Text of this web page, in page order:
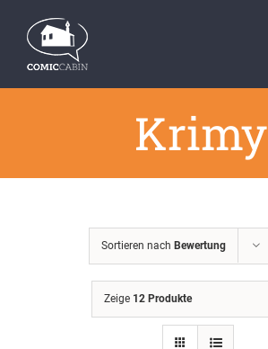
Inhalt
springen
Krimy
Sortieren nach Bewertung
Zeige 12 Produkte